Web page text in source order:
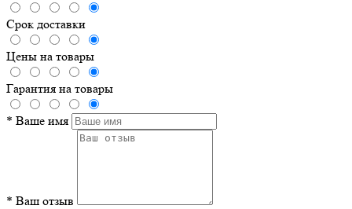
Срок доставки
Цены на товары
Гарантия на товары
* Ваше имя
* Ваш отзыв